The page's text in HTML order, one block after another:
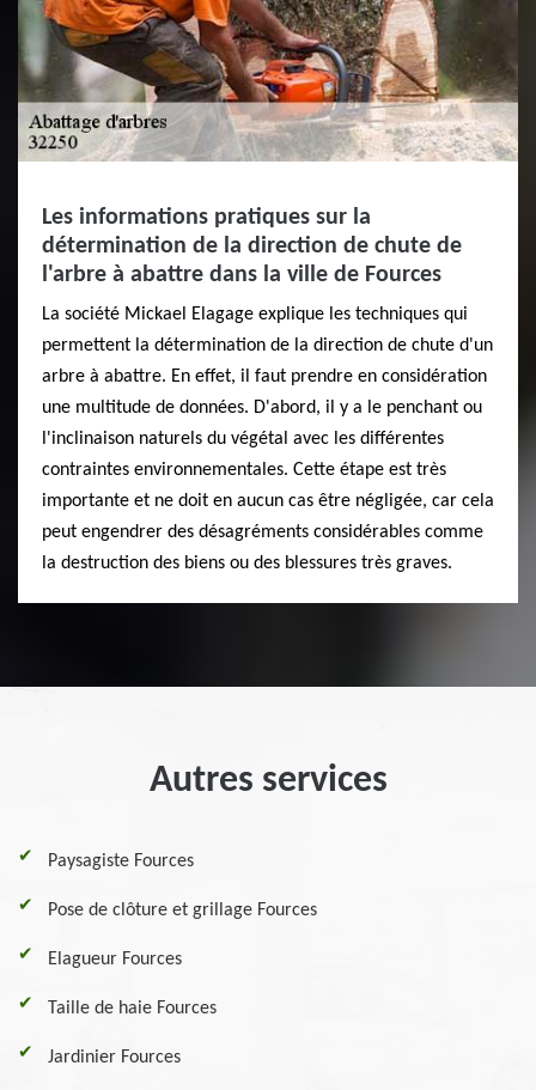
Les informations pratiques sur la
détermination de la direction de chute de
l'arbre à abattre dans la ville de Fources
La société Mickael Elagage explique les techniques qui
permettent la détermination de la direction de chute d'un
arbre à abattre. En effet, il faut prendre en considération
une multitude de données. D'abord, il y a le penchant ou
l'inclinaison naturels du végétal avec les différentes
contraintes environnementales. Cette étape est très
importante et ne doit en aucun cas être négligée, car cela
peut engendrer des désagréments considérables comme
la destruction des biens ou des blessures très graves.
Autres services
Paysagiste Fources
Pose de clôture et grillage Fources
Elagueur Fources
Taille de haie Fources
Jardinier Fources